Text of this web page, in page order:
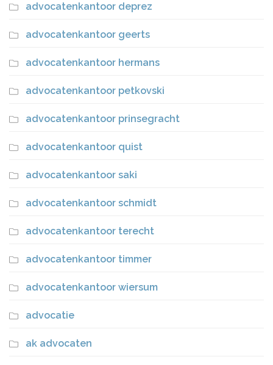
advocatenkantoor deprez
advocatenkantoor geerts
advocatenkantoor hermans
advocatenkantoor petkovski
advocatenkantoor prinsegracht
advocatenkantoor quist
advocatenkantoor saki
advocatenkantoor schmidt
advocatenkantoor terecht
advocatenkantoor timmer
advocatenkantoor wiersum
advocatie
ak advocaten